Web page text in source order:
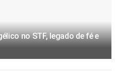
no STF, legado de fé e